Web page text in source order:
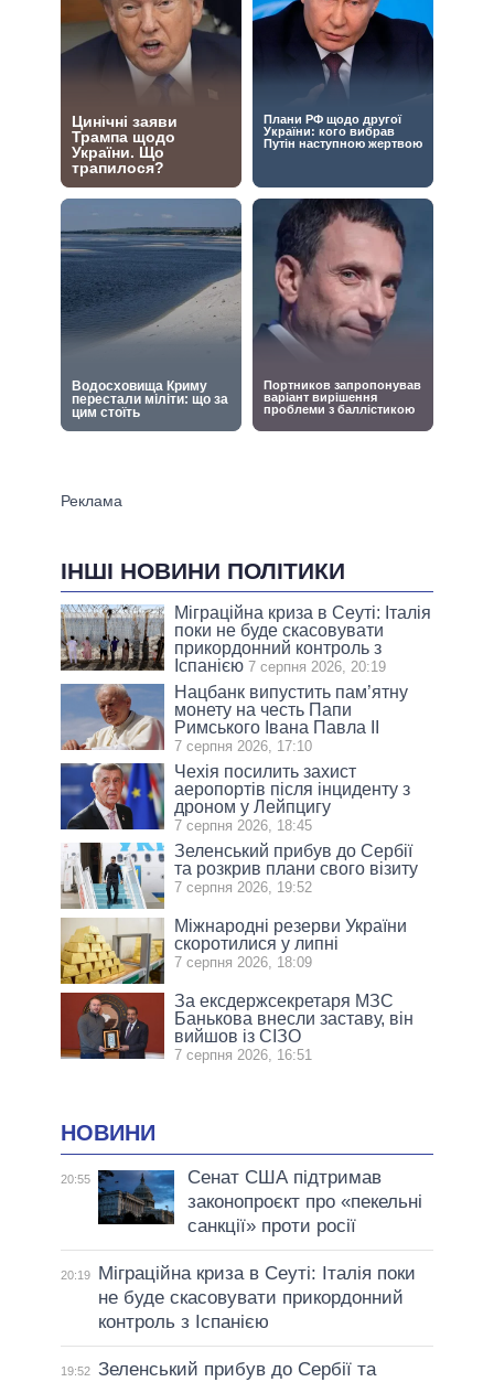
ІНШІ НОВИНИ ПОЛІТИКИ
Міграційна криза в Сеуті: Італія
поки не буде скасовувати
прикордонний контроль з
Іспанією 7 серпня 2026, 20:19
Нацбанк випустить пам’ятну
монету на честь Папи
Римського Івана Павла II
7 серпня 2026, 17:10
Чехія посилить захист
аеропортів після інциденту з
дроном у Лейпцигу
7 серпня 2026, 18:45
Зеленський прибув до Сербії
та розкрив плани свого візиту
7 серпня 2026, 19:52
Міжнародні резерви України
скоротилися у липні
7 серпня 2026, 18:09
За ексдержсекретаря МЗС
Банькова внесли заставу, він
вийшов із СІЗО
7 серпня 2026, 16:51
НОВИНИ
20:55
Сенат США підтримав
законопроєкт про «пекельні
санкції» проти росії
20:19
Міграційна криза в Сеуті: Італія поки
не буде скасовувати прикордонний
контроль з Іспанією
19:52 Зеленський прибув до Сербії та